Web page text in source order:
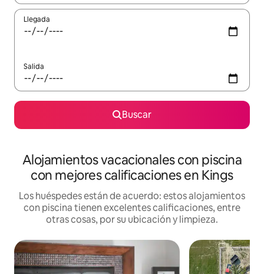
Llegada
Salida
Buscar
Alojamientos vacacionales con piscina
con mejores calificaciones en Kings
Los huéspedes están de acuerdo: estos alojamientos
con piscina tienen excelentes calificaciones, entre
otras cosas, por su ubicación y limpieza.